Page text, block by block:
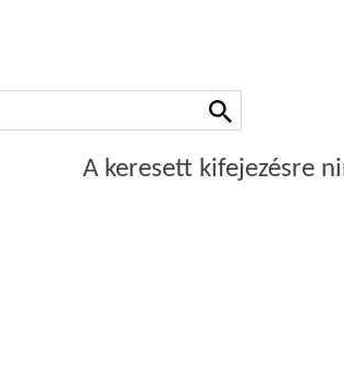
A keresett kifejezésre